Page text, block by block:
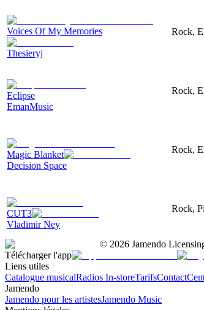
Voices Of My Memories
Thesieryj
Rock,
Eclipse
EmanMusic
Rock,
Magic Blanket
Decision Space
Rock,
CUT3
Vladimir Ney
Rock,
© 2026 Jamendo
Télécharger l'app
Liens utiles
Catalogue musicalRadios In-storeTarifsContact
Jamendo
Jamendo pour les artistesJamendo Music